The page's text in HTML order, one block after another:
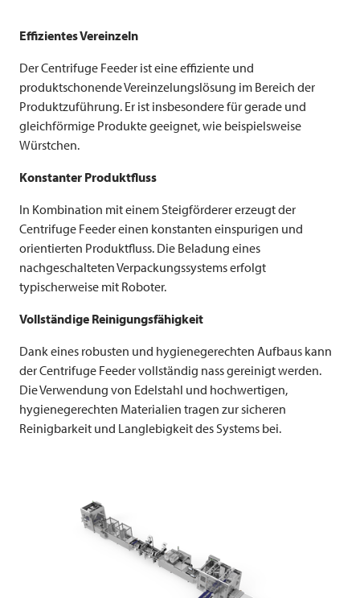
Effizientes Vereinzeln
Der Centrifuge Feeder ist eine effiziente und
produktschonende Vereinzelungslösung im Bereich der
Produktzuführung. Er ist insbesondere für gerade und
gleichförmige Produkte geeignet, wie beispielsweise
Würstchen.
Konstanter Produktfluss
In Kombination mit einem Steigförderer erzeugt der
Centrifuge Feeder einen konstanten einspurigen und
orientierten Produktfluss. Die Beladung eines
nachgeschalteten Verpackungssystems erfolgt
typischerweise mit Roboter.
Vollständige Reinigungsfähigkeit
Dank eines robusten und hygienegerechten Aufbaus kann
der Centrifuge Feeder vollständig nass gereinigt werden.
Die Verwendung von Edelstahl und hochwertigen,
hygienegerechten Materialien tragen zur sicheren
Reinigbarkeit und Langlebigkeit des Systems bei.